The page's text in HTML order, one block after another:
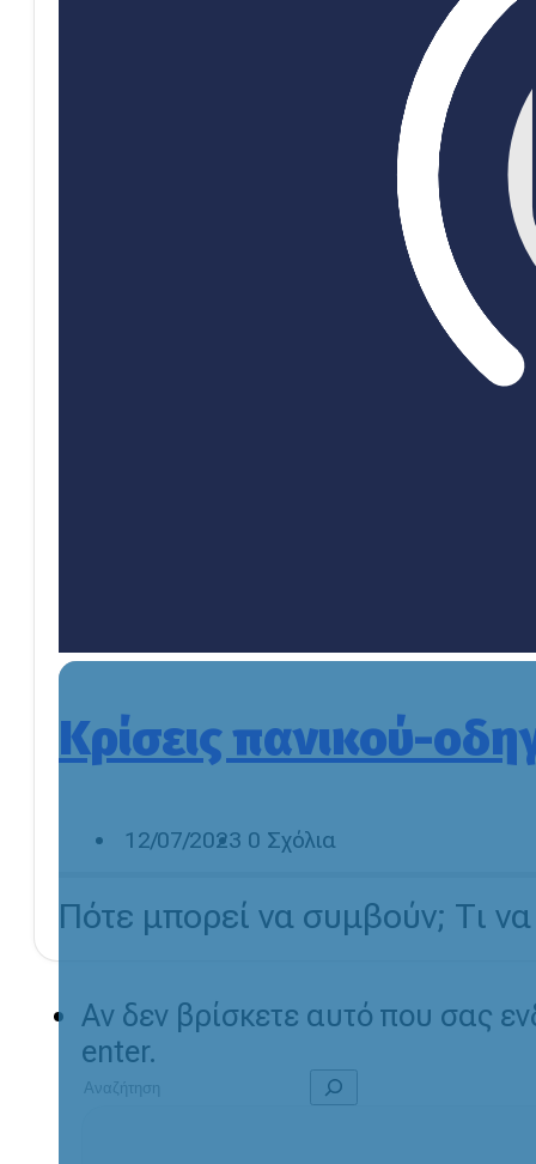
Κρίσεις πανικού-
12/07/2023 0 Σχόλια
Πότε μπορεί να συμβούν; Τι
Αν δεν βρίσκετε αυτό που σας
enter.